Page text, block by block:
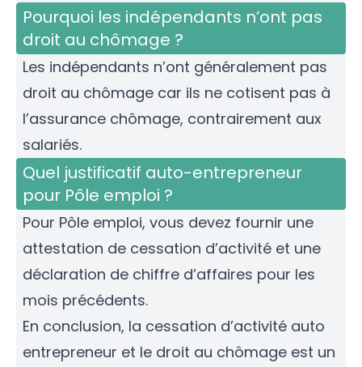
Pourquoi les indépendants n’ont pas
droit au chômage ?
Les indépendants n’ont généralement pas
droit au chômage car ils ne cotisent pas à
l’assurance chômage, contrairement aux
salariés.
Quel justificatif auto-entrepreneur
pour Pôle emploi ?
Pour Pôle emploi, vous devez fournir une
attestation de cessation d’activité et une
déclaration de chiffre d’affaires pour les
mois précédents.
En conclusion, la cessation d’activité auto
entrepreneur et le droit au chômage est un